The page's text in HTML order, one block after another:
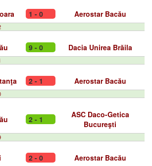
1 - 0 Aerostar Bacău
9 - 0 Dacia Unirea Brăila
2 - 1 Aerostar Bacău
2 - 1
ASC Daco-Getica
Bucureşti
2 - 0 Aerostar Bacău